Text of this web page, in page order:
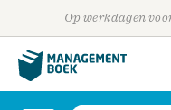
Op werkdagen